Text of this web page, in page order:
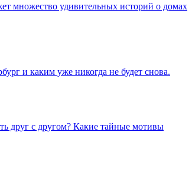
множество удивительных историй о домах
и каким уже никогда не будет снова.
друг с другом? Какие тайные мотивы